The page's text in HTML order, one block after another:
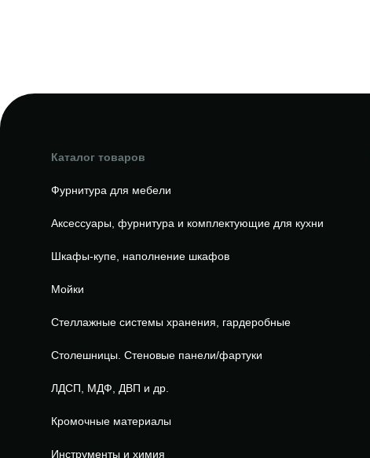
Каталог товаров
Фурнитура для мебели
Аксессуары, фурнитура и комплектующие для кухни
Шкафы-купе, наполнение шкафов
Мойки
Стеллажные системы хранения, гардеробные
Столешницы. Стеновые панели/фартуки
ЛДСП, МДФ, ДВП и др.
Кромочные материалы
Инструменты и химия